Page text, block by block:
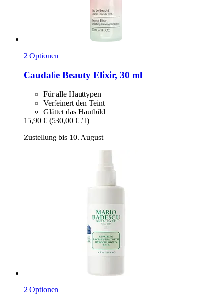
2 Optionen
Caudalie Beauty Elixir, 30 ml
Für alle Hauttypen
Verfeinert den Teint
Glättet das Hautbild
15,90 € (530,00 € / l)
Zustellung bis 10. August
2 Optionen